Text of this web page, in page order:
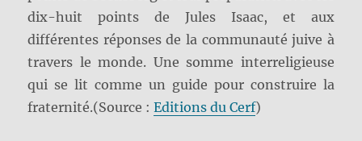
dix-huit points de Jules Isaac, et aux
différentes réponses de la communauté juive à
travers le monde. Une somme interreligieuse
qui se lit comme un guide pour construire la
fraternité.(Source :Editions du Cerf)